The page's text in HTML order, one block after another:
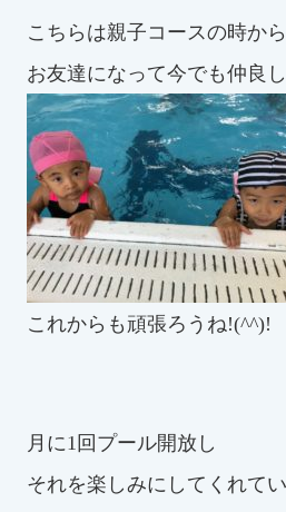
こちらは親子コースの時から
お友達になって今でも仲良
これからも頑張ろうね!(^^)!
月に1回プール開放し
それを楽しみにしてくれて